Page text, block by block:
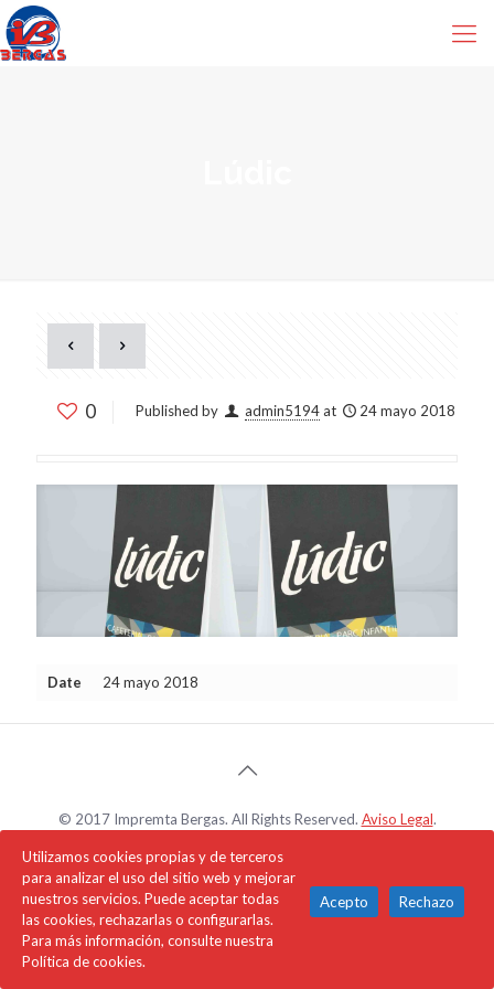
0 Published by admin5194at 24 mayo 2018
Date 24 mayo 2018
© 2017 Impremta Bergas. All Rights Reserved. Aviso Legal.
Bestarddisseny
Utilizamos cookies propias y de terceros
para analizar el uso del sitio web y mejorar
nuestros servicios. Puede aceptar todas
las cookies, rechazarlas o configurarlas.
Para más información, consulte nuestra
Política de cookies.
Acepto Rechazo